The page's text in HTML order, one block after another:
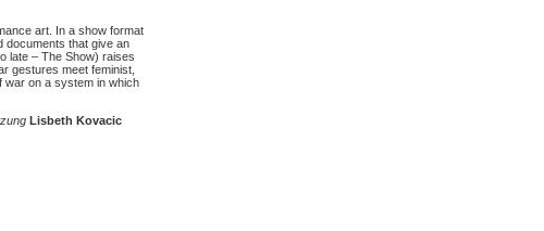
art. In a show format
documents that give an
late – The Show) raises
gestures meet feminist,
war on a system in which
Lisbeth Kovacic